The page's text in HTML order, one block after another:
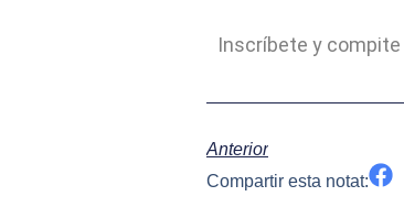
Inscríbete y compite
Anterior
Compartir esta notat: